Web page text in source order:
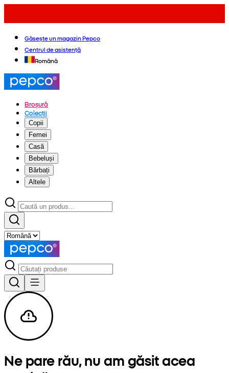
Găsește un magazin Pepco
Centrul de asistență
Română
Broșură
Colecții
Copii
Femei
Casă
Bebeluși
Bărbați
Altele
Ne pare rău, nu am găsit acea